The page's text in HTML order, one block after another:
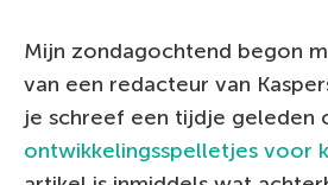
Mijn zondagochtend begon
van een redacteur van
je schreef een tijdje geleden
ontwikkelingsspelletjes voor